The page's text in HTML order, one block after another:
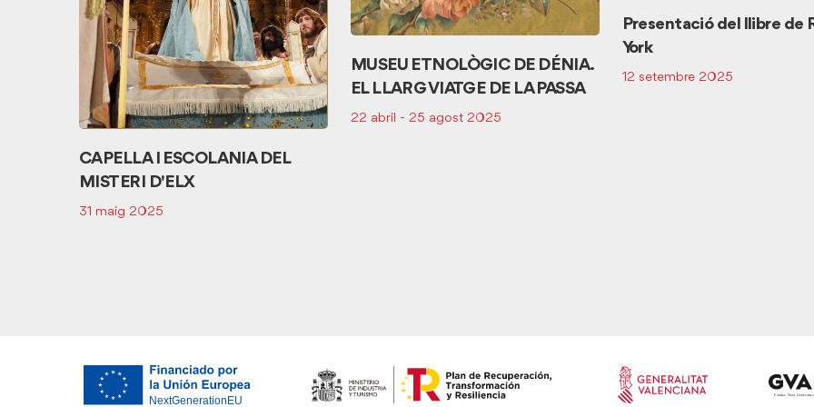
CAPELLA I ESCOLANIA DEL
MISTERI D'ELX
31 maig 2025
MUSEU ETNOLÒGIC DE DÉNIA.
EL LLARG VIATGE DE LA PASSA
22 abril - 25 agost 2025
Presentació del llibre de
York
12 setembre 2025